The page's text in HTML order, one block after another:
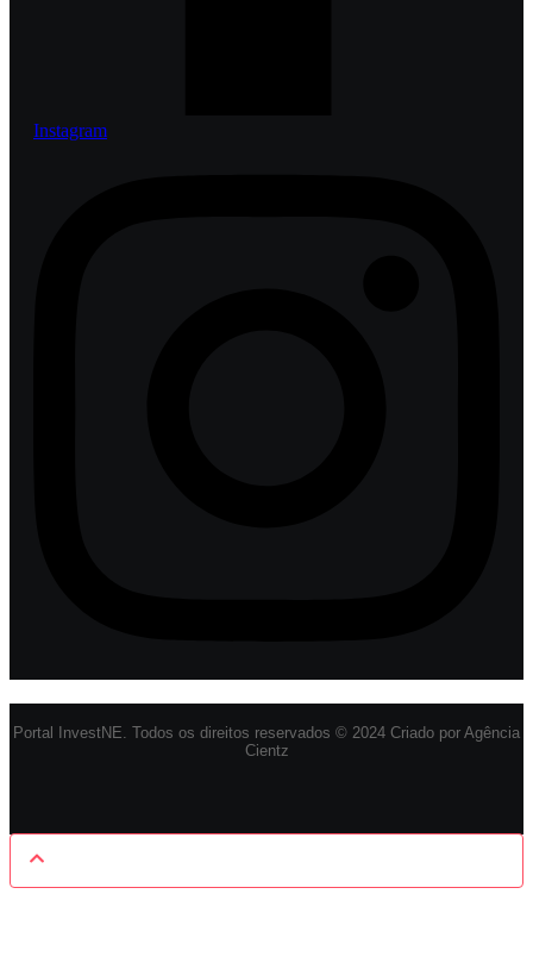
Instagram
Portal InvestNE. Todos os direitos reservados © 2024 Criado por Agência
Cientz